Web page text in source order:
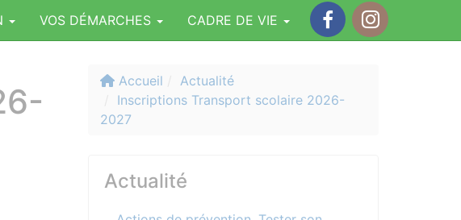
VOS DÉMARCHES
CADRE DE VIE
Accueil
Actualité
Inscriptions Transport scolaire 2026-
2027
Actualité